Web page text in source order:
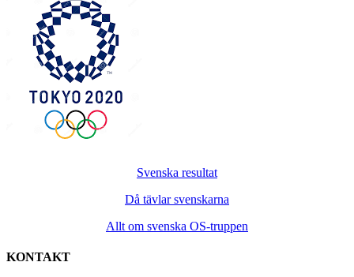
Svenska resultat
Då tävlar svenskarna
Allt om svenska OS-truppen
KONTAKT